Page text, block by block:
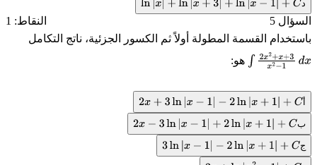
ln x|+ ln|x+3 |+ln|x −1 |+C
السؤال 5
النقاط: 1
باستخدام القسمة المطولة أولاً ثم الكسور الجزئية، ناتج التكامل
2+x+ x2−
هو:
2x +3 ln |x− 1|− 2ln|x +1| +C
ب
2x −3 ln |x− 1|+ 2ln|x +1| +C
ج
3ln| x− 1|− 2ln |x+1 |+C